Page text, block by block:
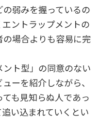
弱みを握っているの
ントラップメントの
場合よりも容易に完
ト型」の同意のない
ーを紹介しながら、
ても見知らぬ人であっ
い込まれていくとい